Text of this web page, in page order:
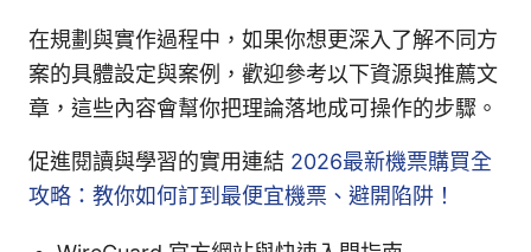
在規劃與實作過程中，如果你想更深入了解不同方
案的具體設定與案例，歡迎參考以下資源與推薦文
章，這些內容會幫你把理論落地成可操作的步驟。
促進閱讀與學習的實用連結 2026最新機票購買全
攻略：教你如何訂到最便宜機票、避開陷阱！